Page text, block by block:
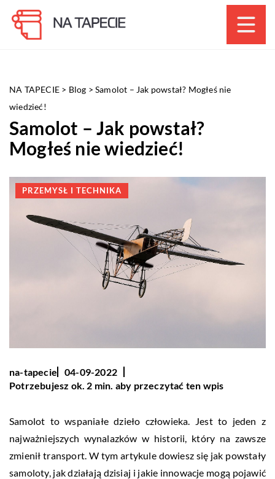
NA TAPECIE > Blog >Samolot – Jak powstał? Mogłeś nie
wiedzieć!
Samolot – Jak powstał?
Mogłeś nie wiedzieć!
PRZEMYSŁ I TECHNIKA
na-tapecie
04-09-2022
Potrzebujesz ok. 2 min. aby przeczytać ten wpis
Samolot to wspaniałe dzieło człowieka. Jest to jeden z
najważniejszych wynalazków w historii, który na zawsze
zmienił transport. W tym artykule dowiesz się jak powstały
samoloty, jak działają dzisiaj i jakie innowacje mogą pojawić